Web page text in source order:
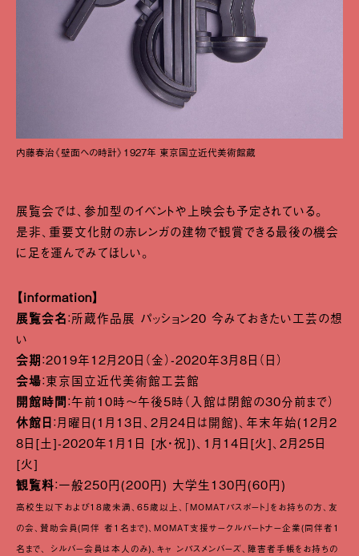
内藤春治《壁面への時計》1927年 東京国立近代美術館蔵
展覧会では、参加型のイベントや上映会も予定されている。
是非、重要文化財の赤レンガの建物で観賞できる最後の機会
に足を運んでみてほしい。
【information】
展覧会名：所蔵作品展 パッション20 今みておきたい工芸の想
い
会期：2019年12月20日（金）-2020年3月8日（日）
会場：東京国立近代美術館工芸館
開館時間：午前10時〜午後5時（入館は閉館の30分前まで）
休館日：月曜日(1月13日、2月24日は開館)、年末年始(12月2
8日[土]-2020年1月1日 [水・祝])、1月14日[火]、2月25日
[火]
観覧料：一般250円(200円) 大学生130円(60円)
高校生以下および18歳未満、65歳以上、「MOMATパスポート」をお持ちの方、友
の会、賛助会員(同伴 者1名まで)、MOMAT支援サークルパートナー企業(同伴者1
名まで、 シルバー会員は本人のみ)、キャ ンパスメンバーズ、障害者手帳をお持ちの